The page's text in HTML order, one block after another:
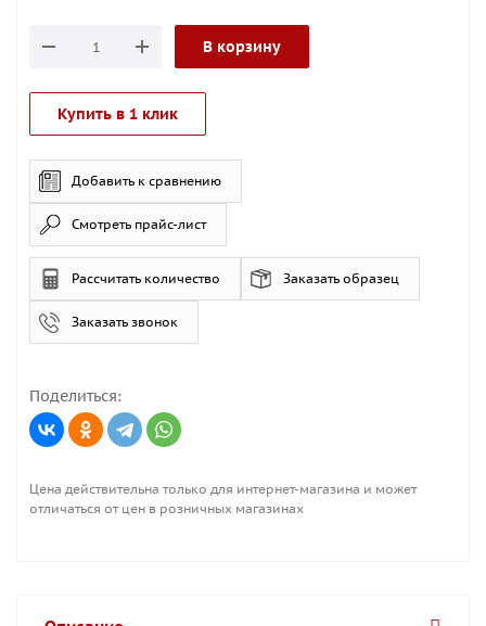
В корзину
Купить в 1 клик
Смотреть прайс-лист
Добавить к сравнению
Рассчитать количество Заказать образец
Заказать звонок
Поделиться:
Цена действительна только для интернет-магазина и может
отличаться от цен в розничных магазинах